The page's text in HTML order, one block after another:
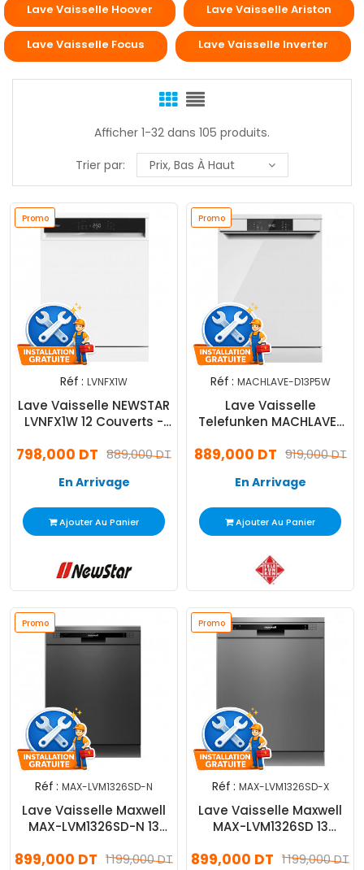
Lave Vaisselle Hoover Lave Vaisselle Ariston
Lave Vaisselle Focus Lave Vaisselle Inverter
Afficher 1-32 dans 105 produits.
Trier par:
Prix, Bas À Haut
Promo
Réf : LVNFX1W
Lave Vaisselle NEWSTAR
LVNFX1W 12 Couverts -
889,000 DT
798,000 DT
En Arrivage
Ajouter Au Panier
Promo
Réf : MACHLAVE-D13P5W
Lave Vaisselle
Telefunken MACHLAVE-
Blanc919,000 DT
889,000 DT
En Arrivage
Ajouter Au Panier
Promo
Réf : MAX-LVM1326SD-N
Lave Vaisselle Maxwell
MAX-LVM1326SD-N 13
1 199,000 DT
899,000 DT
Promo
Réf : MAX-LVM1326SD-X
Lave Vaisselle Maxwell
MAX-LVM1326SD 13
1 199,000 DT
899,000 DT